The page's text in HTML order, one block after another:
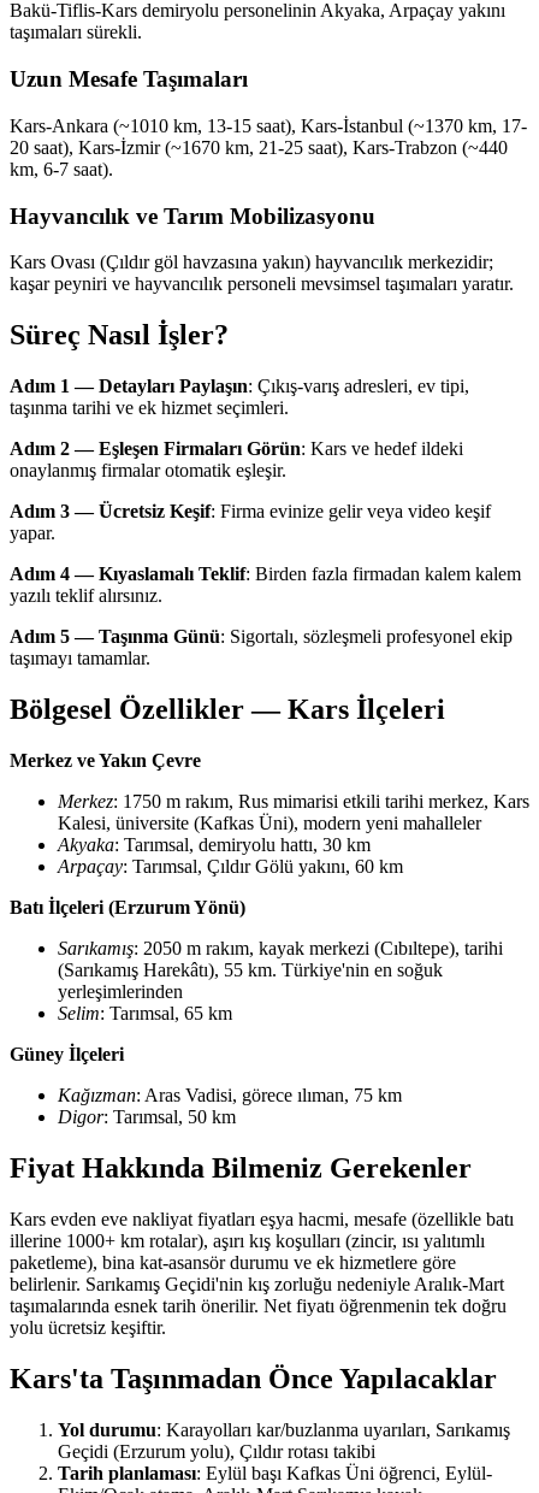
Bakü-Tiflis-Kars demiryolu personelinin Akyaka, Arpaçay yakını
taşımaları sürekli.
Uzun Mesafe Taşımaları
Kars-Ankara (~1010 km, 13-15 saat), Kars-İstanbul (~1370 km, 17-
20 saat), Kars-İzmir (~1670 km, 21-25 saat), Kars-Trabzon (~440
km, 6-7 saat).
Hayvancılık ve Tarım Mobilizasyonu
Kars Ovası (Çıldır göl havzasına yakın) hayvancılık merkezidir;
kaşar peyniri ve hayvancılık personeli mevsimsel taşımaları yaratır.
Süreç Nasıl İşler?
Adım 1 — Detayları Paylaşın: Çıkış-varış adresleri, ev tipi,
taşınma tarihi ve ek hizmet seçimleri.
Adım 2 — Eşleşen Firmaları Görün: Kars ve hedef ildeki
onaylanmış firmalar otomatik eşleşir.
Adım 3 — Ücretsiz Keşif: Firma evinize gelir veya video keşif
yapar.
Adım 4 — Kıyaslamalı Teklif: Birden fazla firmadan kalem kalem
yazılı teklif alırsınız.
Adım 5 — Taşınma Günü: Sigortalı, sözleşmeli profesyonel ekip
taşımayı tamamlar.
Bölgesel Özellikler — Kars İlçeleri
Merkez ve Yakın Çevre
Merkez: 1750 m rakım, Rus mimarisi etkili tarihi merkez, Kars
Kalesi, üniversite (Kafkas Üni), modern yeni mahalleler
Akyaka: Tarımsal, demiryolu hattı, 30 km
Arpaçay: Tarımsal, Çıldır Gölü yakını, 60 km
Batı İlçeleri (Erzurum Yönü)
Sarıkamış: 2050 m rakım, kayak merkezi (Cıbıltepe), tarihi
(Sarıkamış Harekâtı), 55 km. Türkiye'nin en soğuk
yerleşimlerinden
Selim: Tarımsal, 65 km
Güney İlçeleri
Kağızman: Aras Vadisi, görece ılıman, 75 km
Digor: Tarımsal, 50 km
Fiyat Hakkında Bilmeniz Gerekenler
Kars evden eve nakliyat fiyatları eşya hacmi, mesafe (özellikle batı
illerine 1000+ km rotalar), aşırı kış koşulları (zincir, ısı yalıtımlı
paketleme), bina kat-asansör durumu ve ek hizmetlere göre
belirlenir. Sarıkamış Geçidi'nin kış zorluğu nedeniyle Aralık-Mart
taşımalarında esnek tarih önerilir. Net fiyatı öğrenmenin tek doğru
yolu ücretsiz keşiftir.
Kars'ta Taşınmadan Önce Yapılacaklar
Yol durumu: Karayolları kar/buzlanma uyarıları, Sarıkamış
Geçidi (Erzurum yolu), Çıldır rotası takibi
Tarih planlaması: Eylül başı Kafkas Üni öğrenci, Eylül-